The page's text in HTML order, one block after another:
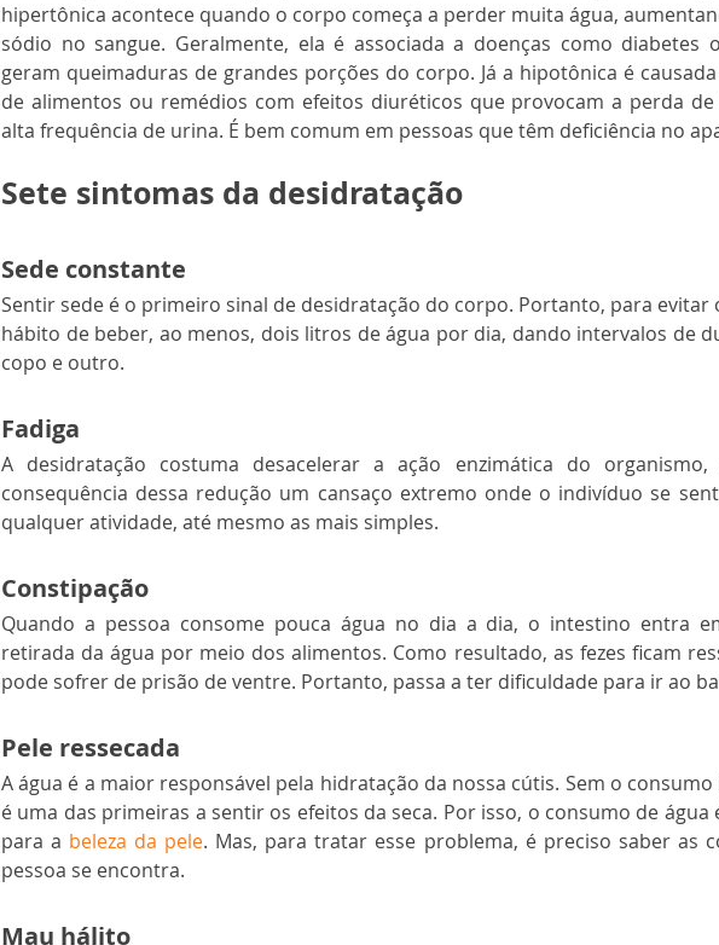
hipertônica acontece quando o corpo começa a perder muita água,
sódio no sangue. Geralmente, ela é associada a doenças como diabetes
geram queimaduras de grandes porções do corpo. Já a hipotônica é
de alimentos ou remédios com efeitos diuréticos que provocam a perda
alta frequência de urina. É bem comum em pessoas que têm deficiência no
Sete sintomas da desidratação
Sede constante
Sentir sede é o primeiro sinal de desidratação do corpo. Portanto, para evitar
hábito de beber, ao menos, dois litros de água por dia, dando intervalos de
copo e outro.
Fadiga
A desidratação costuma desacelerar a ação enzimática do
consequência dessa redução um cansaço extremo onde o indivíduo se
qualquer atividade, até mesmo as mais simples.
Constipação
Quando a pessoa consome pouca água no dia a dia, o intestino entra
retirada da água por meio dos alimentos. Como resultado, as fezes ficam
pode sofrer de prisão de ventre. Portanto, passa a ter dificuldade para ir ao
Pele ressecada
A água é a maior responsável pela hidratação da nossa cútis. Sem o
é uma das primeiras a sentir os efeitos da seca. Por isso, o consumo de
para a beleza da pele. Mas, para tratar esse problema, é preciso saber as
pessoa se encontra.
Mau hálito